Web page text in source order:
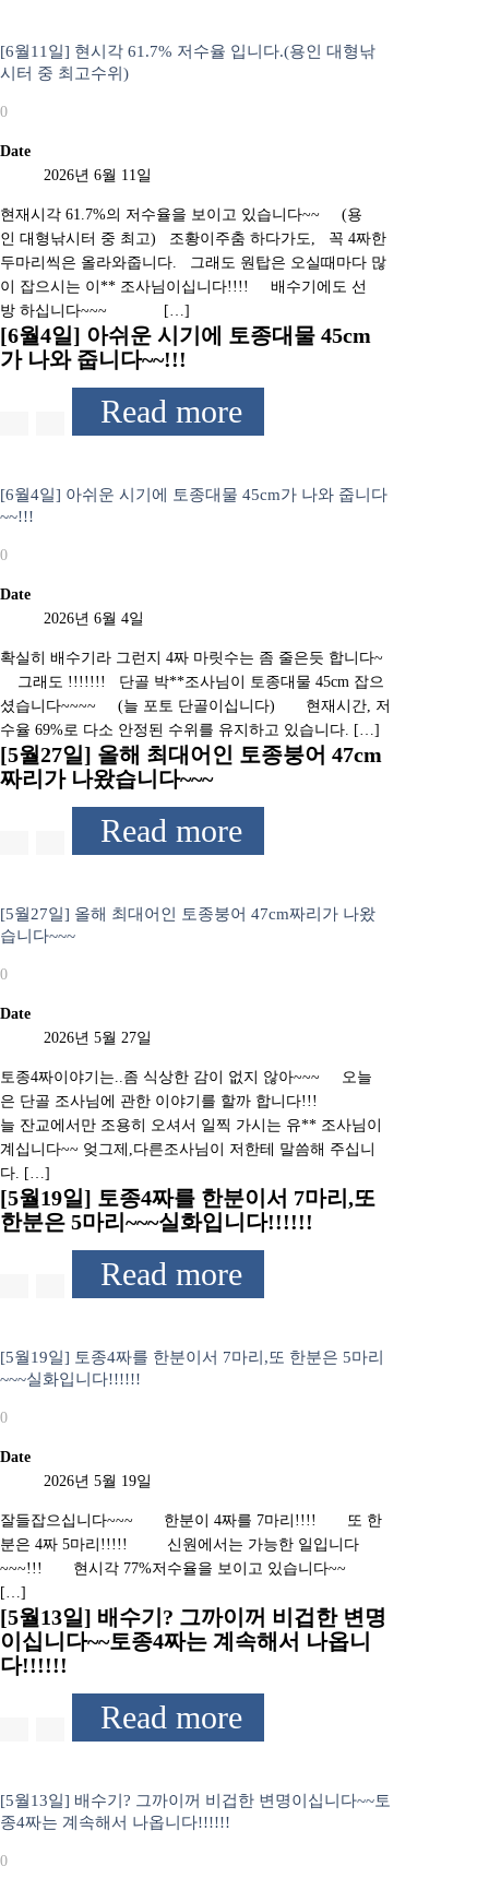
[6월11일] 현시각 61.7% 저수율 입니다.(용인 대형낚
시터 중 최고수위)
0
Date
2026년 6월 11일
현재시각 61.7%의 저수율을 보이고 있습니다~~ (용
인 대형낚시터 중 최고) 조황이주춤 하다가도, 꼭 4짜한
두마리씩은 올라와줍니다. 그래도 원탑은 오실때마다 많
이 잡으시는 이** 조사님이십니다!!!! 배수기에도 선
방 하십니다~~~ […]
[6월4일] 아쉬운 시기에 토종대물 45cm
가 나와 줍니다~~!!!
Read more
[6월4일] 아쉬운 시기에 토종대물 45cm가 나와 줍니다
~~!!!
0
Date
2026년 6월 4일
확실히 배수기라 그런지 4짜 마릿수는 좀 줄은듯 합니다~
그래도 !!!!!!! 단골 박**조사님이 토종대물 45cm 잡으
셨습니다~~~~ (늘 포토 단골이십니다) 현재시간, 저
수율 69%로 다소 안정된 수위를 유지하고 있습니다. […]
[5월27일] 올해 최대어인 토종붕어 47cm
짜리가 나왔습니다~~~
Read more
[5월27일] 올해 최대어인 토종붕어 47cm짜리가 나왔
습니다~~~
0
Date
2026년 5월 27일
토종4짜이야기는..좀 식상한 감이 없지 않아~~~ 오늘
은 단골 조사님에 관한 이야기를 할까 합니다!!!
늘 잔교에서만 조용히 오셔서 일찍 가시는 유** 조사님이
계십니다~~ 엊그제,다른조사님이 저한테 말씀해 주십니
다. […]
[5월19일] 토종4짜를 한분이서 7마리,또
한분은 5마리~~~실화입니다!!!!!!
Read more
[5월19일] 토종4짜를 한분이서 7마리,또 한분은 5마리
~~~실화입니다!!!!!!
0
Date
2026년 5월 19일
잘들잡으십니다~~~ 한분이 4짜를 7마리!!!! 또 한
분은 4짜 5마리!!!!! 신원에서는 가능한 일입니다
~~~!!! 현시각 77%저수율을 보이고 있습니다~~
[…]
[5월13일] 배수기? 그까이꺼 비겁한 변명
이십니다~~토종4짜는 계속해서 나옵니
다!!!!!!
Read more
[5월13일] 배수기? 그까이꺼 비겁한 변명이십니다~~토
종4짜는 계속해서 나옵니다!!!!!!
0